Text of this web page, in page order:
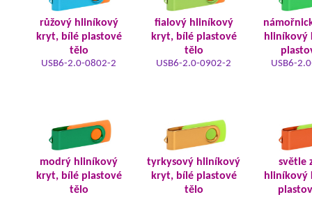
růžový hliníkový
kryt, bílé plastové
tělo
USB6-2.0-0802-2
fialový hliníkový
kryt, bílé plastové
tělo
USB6-2.0-0902-2
hliníkový
USB6-
modrý hliníkový
kryt, bílé plastové
tělo
tyrkysový hliníkový
kryt, bílé plastové
tělo
světle
hliníkový